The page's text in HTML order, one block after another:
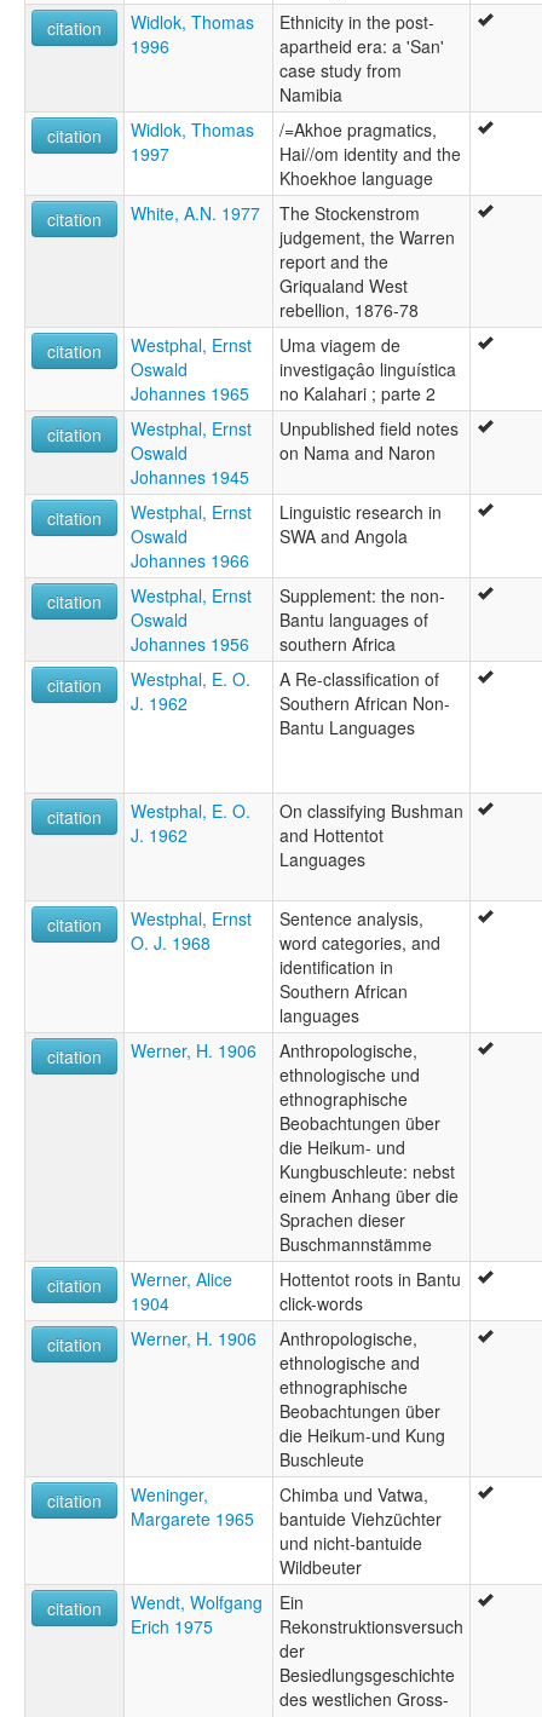
citation
Widlok, Thomas
1996
Ethnicity in the post-
apartheid era: a 'San'
case study from
Namibia
citation
Widlok, Thomas
1997
/=Akhoe pragmatics,
Hai//om identity and the
Khoekhoe language
citation
White, A.N. 1977
The Stockenstrom
judgement, the Warren
report and the
Griqualand West
rebellion, 1876-78
citation
Westphal, Ernst
Oswald
Johannes 1965
Uma viagem de
investigaçâo linguística
no Kalahari ; parte 2
citation
Westphal, Ernst
Oswald
Johannes 1945
Unpublished field notes
on Nama and Naron
citation
Westphal, Ernst
Oswald
Johannes 1966
Linguistic research in
SWA and Angola
citation
Westphal, Ernst
Oswald
Johannes 1956
Supplement: the non-
Bantu languages of
southern Africa
citation
Westphal, E. O.
J. 1962
A Re-classification of
Southern African Non-
Bantu Languages
citation
Westphal, E. O.
J. 1962
On classifying Bushman
and Hottentot
Languages
citation
Westphal, Ernst
O. J. 1968
Sentence analysis,
word categories, and
identification in
Southern African
languages
citation
Werner, H. 1906
Anthropologische,
ethnologische und
ethnographische
Beobachtungen über
die Heikum- und
Kungbuschleute: nebst
einem Anhang über die
Sprachen dieser
Buschmannstämme
citation
Werner, Alice
1904
Hottentot roots in Bantu
click-words
citation
Werner, H. 1906
Anthropologische,
ethnologische and
ethnographische
Beobachtungen über
die Heikum-und Kung
Buschleute
citation
Weninger,
Margarete 1965
Chimba und Vatwa,
bantuide Viehzüchter
und nicht-bantuide
Wildbeuter
citation
Wendt, Wolfgang
Erich 1975
Ein
Rekonstruktionsversuch
der
Besiedlungsgeschichte
des westlichen Gross-